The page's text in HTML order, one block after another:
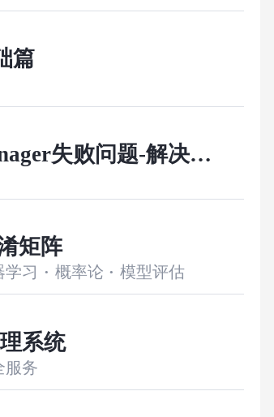
篇
失败问题-解决办
矩阵
学习 · 概率论 · 模型评估
系统
服务